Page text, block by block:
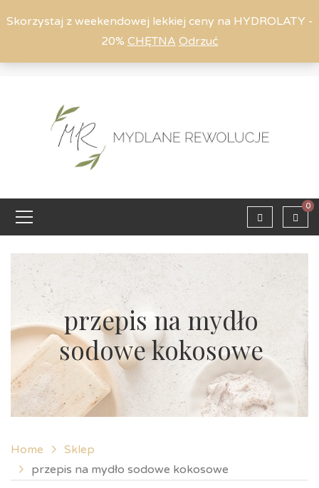
Skorzystaj z weekendowej lekkiej ceny na HYDROLATY -
20% CHĘTNA Odrzuć
0
przepis na mydło
sodowe kokosowe
Home
Sklep
przepis na mydło sodowe kokosowe